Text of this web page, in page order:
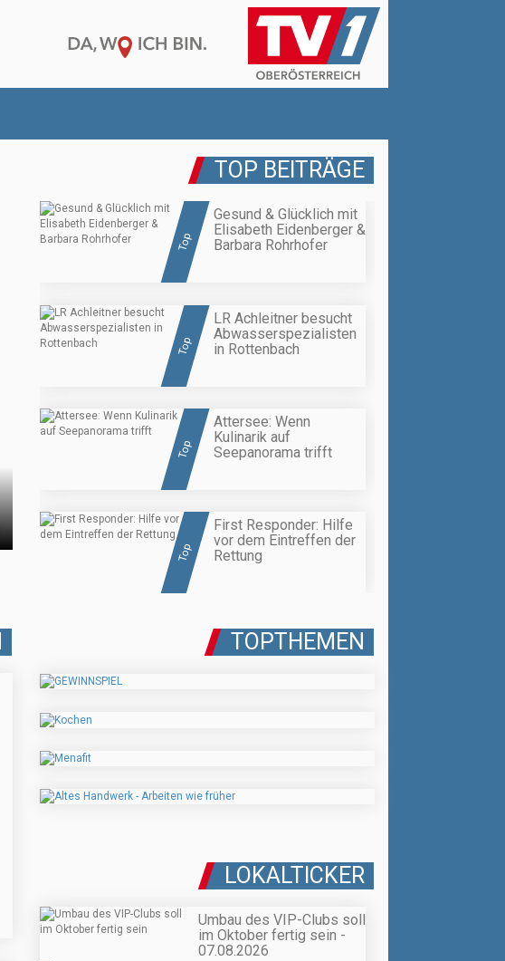
TOP BEITRÄGE
Top
Gesund & Glücklich mit
Elisabeth Eidenberger &
Barbara Rohrhofer
Top
LR Achleitner besucht
Abwasserspezialisten
in Rottenbach
Top
Attersee: Wenn
Kulinarik auf
Seepanorama trifft
Top
First Responder: Hilfe
vor dem Eintreffen der
Rettung
TOPTHEMEN
LOKALTICKER
Umbau des VIP-Clubs soll
im Oktober fertig sein -
07.08.2026